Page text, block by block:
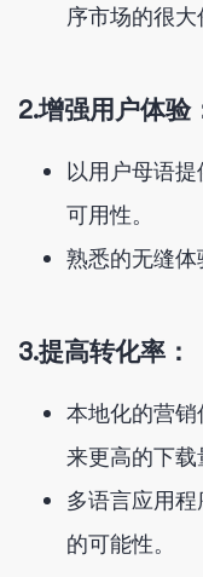
序市场的很大
2.增强用户体验
以用户母语
可用性。
熟悉的无缝体
3.提高转化率：
本地化的营
来更高的下载
多语言应用
的可能性。